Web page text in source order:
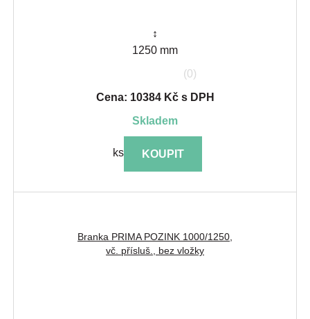
↕
1250 mm
(0)
Cena: 10384 Kč s DPH
skladem
ks KOUPIT
Branka PRIMA POZINK 1000/1250,
vč. přísluš., bez vložky